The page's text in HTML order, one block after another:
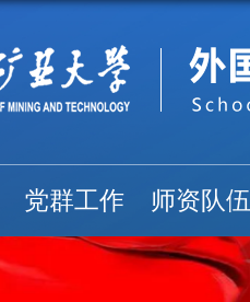
党群工作 师资队伍